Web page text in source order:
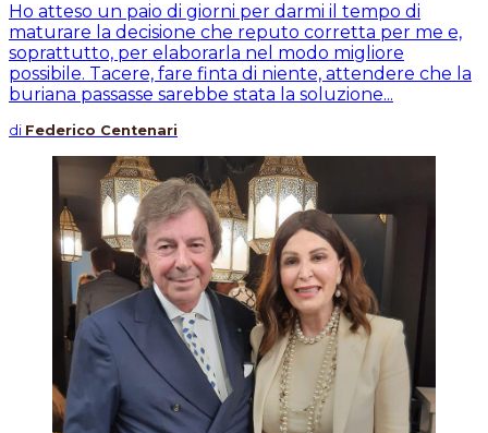
Ho atteso un paio di giorni per darmi il tempo di
maturare la decisione che reputo corretta per me e,
soprattutto, per elaborarla nel modo migliore
possibile. Tacere, fare finta di niente, attendere che la
buriana passasse sarebbe stata la soluzione...
di Federico Centenari